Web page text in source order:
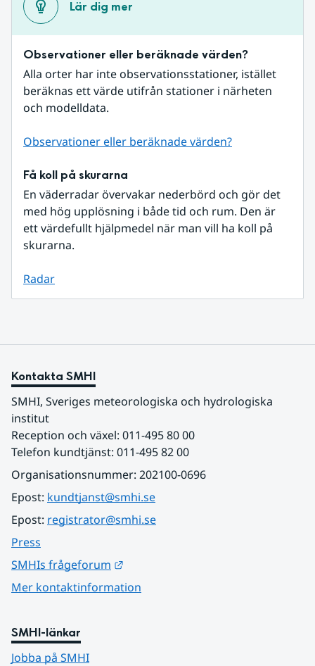
Lär dig mer
Observationer eller beräknade värden?
Alla orter har inte observationsstationer, istället
beräknas ett värde utifrån stationer i närheten
och modelldata.
Observationer eller beräknade värden?
Få koll på skurarna
En väderradar övervakar nederbörd och gör det
med hög upplösning i både tid och rum. Den är
ett värdefullt hjälpmedel när man vill ha koll på
skurarna.
Radar
Kontakta SMHI
SMHI, Sveriges meteorologiska och hydrologiska
institut
Reception och växel: 011-495 80 00
Telefon kundtjänst: 011-495 82 00
Organisationsnummer: 202100-0696
Epost: kundtjanst@smhi.se
Epost: registrator@smhi.se
Press
SMHIs frågeforum
Mer kontaktinformation
SMHI-länkar
Jobba på SMHI